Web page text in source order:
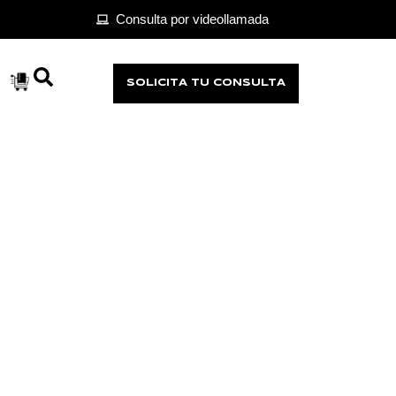
Consulta por videollamada
SOLICITA TU CONSULTA